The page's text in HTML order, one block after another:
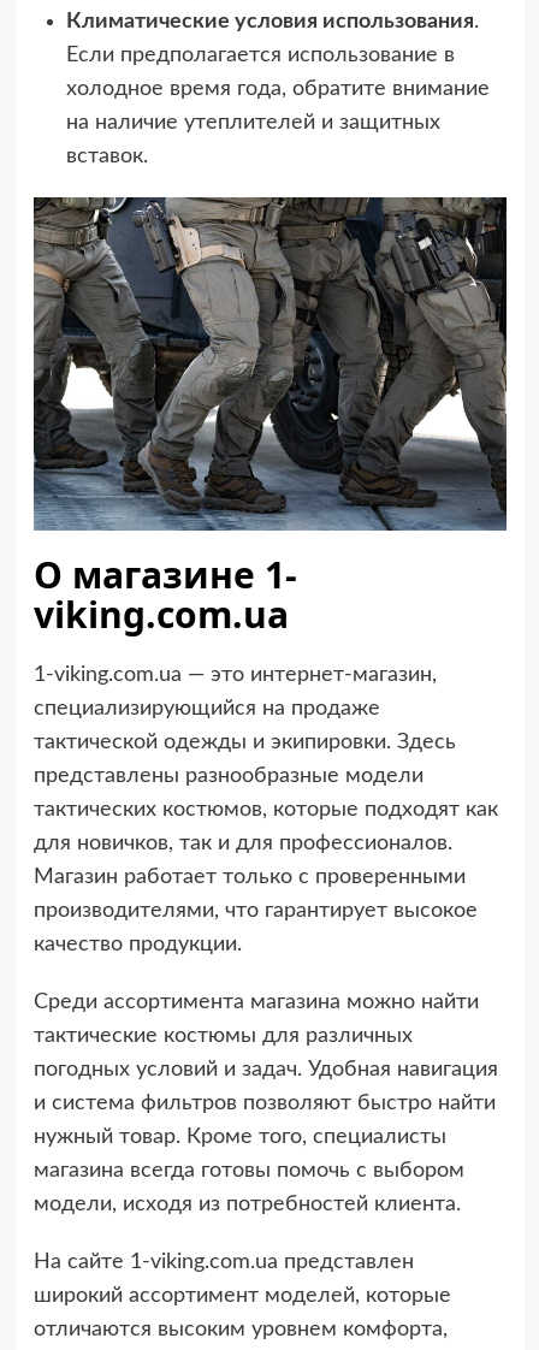
Климатические условия использования.
Если предполагается использование в
холодное время года, обратите внимание
на наличие утеплителей и защитных
вставок.
О магазине 1-
viking.com.ua
1-viking.com.ua — это интернет-магазин,
специализирующийся на продаже
тактической одежды и экипировки. Здесь
представлены разнообразные модели
тактических костюмов, которые подходят как
для новичков, так и для профессионалов.
Магазин работает только с проверенными
производителями, что гарантирует высокое
качество продукции.
Среди ассортимента магазина можно найти
тактические костюмы для различных
погодных условий и задач. Удобная навигация
и система фильтров позволяют быстро найти
нужный товар. Кроме того, специалисты
магазина всегда готовы помочь с выбором
модели, исходя из потребностей клиента.
На сайте 1-viking.com.ua представлен
широкий ассортимент моделей, которые
отличаются высоким уровнем комфорта,